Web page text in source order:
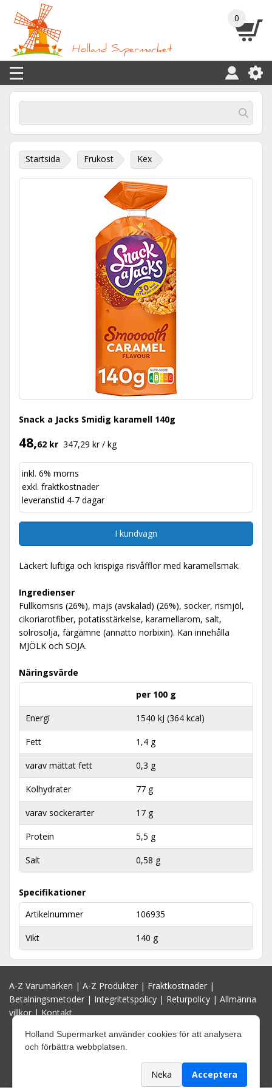
0
Startsida Frukost Kex
Snack a Jacks Smidig karamell 140g
48,62 kr 347,29 kr / kg
inkl. 6% moms
exkl. fraktkostnader
leveranstid 4-7 dagar
I kundvagn
Läckert luftiga och krispiga risvåfflor med karamellsmak.
Ingredienser
Fullkornsris (26%), majs (avskalad) (26%), socker, rismjöl,
cikoriarotfiber, potatisstärkelse, karamellarom, salt,
solrosolja, färgämne (annatto norbixin). Kan innehålla
MJÖLK och SOJA.
Näringsvärde
per 100 g
Energi 1540 kJ (364 kcal)
Fett 1,4 g
varav mättat fett 0,3 g
Kolhydrater 77 g
varav sockerarter 17 g
Protein 5,5 g
Salt 0,58 g
Specifikationer
Artikelnummer
106935
Vikt 140 g
A-Z Varumärken | A-Z Produkter | Fraktkostnader |
Betalningsmetoder | Integritetspolicy | Returpolicy | Allmänna
villkor|Kontakt
Holland Supermarket använder cookies för att analysera
och förbättra webbplatsen.
Neka Acceptera